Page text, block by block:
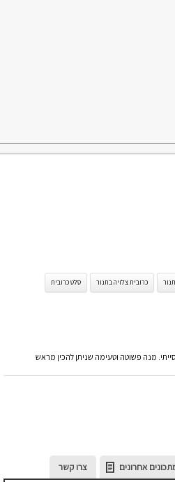
כרובית צלויה בתנור סלט כרובית
מנה פשוטה וטעימה שניתן להכין מראש
אחרונים צרו קשר